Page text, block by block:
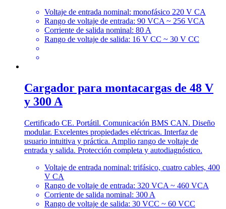
Voltaje de entrada nominal: monofásico 220 V CA
Rango de voltaje de entrada: 90 VCA ~ 256 VCA
Corriente de salida nominal: 80 A
Rango de voltaje de salida: 16 V CC ~ 30 V CC
Cargador para montacargas de 48 V
y 300 A
Certificado CE. Portátil. Comunicación BMS CAN. Diseño
modular. Excelentes propiedades eléctricas. Interfaz de
usuario intuitiva y práctica. Amplio rango de voltaje de
entrada y salida. Protección completa y autodiagnóstico.
Voltaje de entrada nominal: trifásico, cuatro cables, 400
V CA
Rango de voltaje de entrada: 320 VCA ~ 460 VCA
Corriente de salida nominal: 300 A
Rango de voltaje de salida: 30 VCC ~ 60 VCC